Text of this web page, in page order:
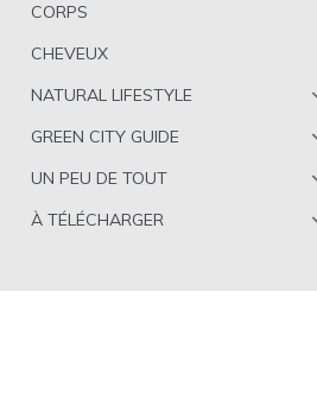
CORPS
CHEVEUX
NATURAL LIFESTYLE
GREEN CITY GUIDE
UN PEU DE TOUT
À TÉLÉCHARGER